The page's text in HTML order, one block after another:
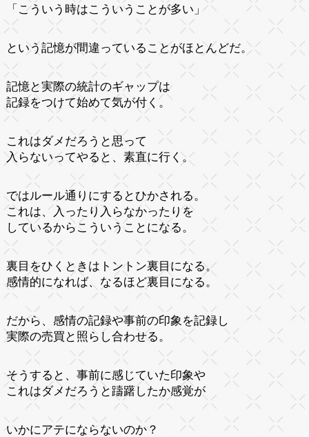
「こういう時はこういうことが多い」
という記憶が間違っていることがほとんどだ。
記憶と実際の統計のギャップは
記録をつけて始めて気が付く。
これはダメだろうと思って
入らないってやると、素直に行く。
ではルール通りにするとひかされる。
これは、入ったり入らなかったりを
しているからこういうことになる。
裏目をひくときはトントン裏目になる。
感情的になれば、なるほど裏目になる。
だから、感情の記録や事前の印象を記録し
実際の売買と照らし合わせる。
そうすると、事前に感じていた印象や
これはダメだろうと躊躇したか感覚が
いかにアテにならないのか？